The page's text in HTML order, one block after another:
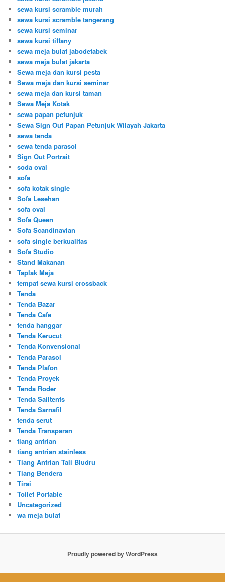
sewa kursi scramble murah
sewa kursi scramble tangerang
sewa kursi seminar
sewa kursi tiffany
sewa meja bulat jabodetabek
sewa meja bulat jakarta
Sewa meja dan kursi pesta
Sewa meja dan kursi seminar
sewa meja dan kursi taman
Sewa Meja Kotak
sewa papan petunjuk
Sewa Sign Out Papan Petunjuk Wilayah Jakarta
sewa tenda
sewa tenda parasol
Sign Out Portrait
soda oval
sofa
sofa kotak single
Sofa Lesehan
sofa oval
Sofa Queen
Sofa Scandinavian
sofa single berkualitas
Sofa Studio
Stand Makanan
Taplak Meja
tempat sewa kursi crossback
Tenda
Tenda Bazar
Tenda Cafe
tenda hanggar
Tenda Kerucut
Tenda Konvensional
Tenda Parasol
Tenda Plafon
Tenda Proyek
Tenda Roder
Tenda Sailtents
Tenda Sarnafil
tenda serut
Tenda Transparan
tiang antrian
tiang antrian stainless
Tiang Antrian Tali Bludru
Tiang Bendera
Tirai
Toilet Portable
Uncategorized
wa meja bulat
Proudly powered by WordPress